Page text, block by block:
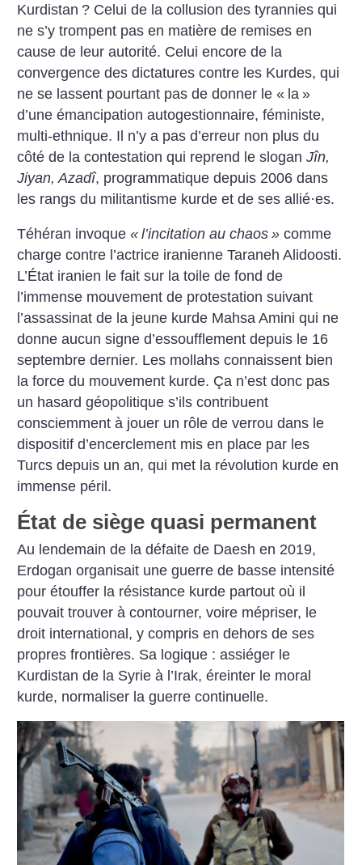
Kurdistan ? Celui de la collusion des tyrannies qui
ne s’y trompent pas en matière de remises en
cause de leur autorité. Celui encore de la
convergence des dictatures contre les Kurdes, qui
ne se lassent pourtant pas de donner le « la »
d’une émancipation autogestionnaire, féministe,
multi-ethnique. Il n’y a pas d’erreur non plus du
côté de la contestation qui reprend le sloganJîn,
Jiyan, Azadî, programmatique depuis 2006 dans
les rangs du militantisme kurde et de ses allié·es.
Téhéran invoque« l’incitation au chaos » comme
charge contre l’actrice iranienne Taraneh Alidoosti.
L’État iranien le fait sur la toile de fond de
l’immense mouvement de protestation suivant
l’assassinat de la jeune kurde Mahsa Amini qui ne
donne aucun signe d’essoufflement depuis le 16
septembre dernier. Les mollahs connaissent bien
la force du mouvement kurde. Ça n’est donc pas
un hasard géopolitique s’ils contribuent
consciemment à jouer un rôle de verrou dans le
dispositif d’encerclement mis en place par les
Turcs depuis un an, qui met la révolution kurde en
immense péril.
État de siège quasi permanent
Au lendemain de la défaite de Daesh en 2019,
Erdogan organisait une guerre de basse intensité
pour étouffer la résistance kurde partout où il
pouvait trouver à contourner, voire mépriser, le
droit international, y compris en dehors de ses
propres frontières. Sa logique : assiéger le
Kurdistan de la Syrie à l’Irak, éreinter le moral
kurde, normaliser la guerre continuelle.